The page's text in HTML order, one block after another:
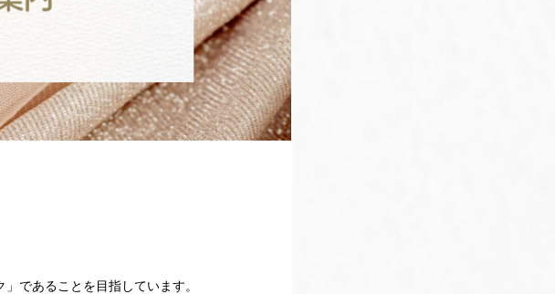
であることを目指しています。